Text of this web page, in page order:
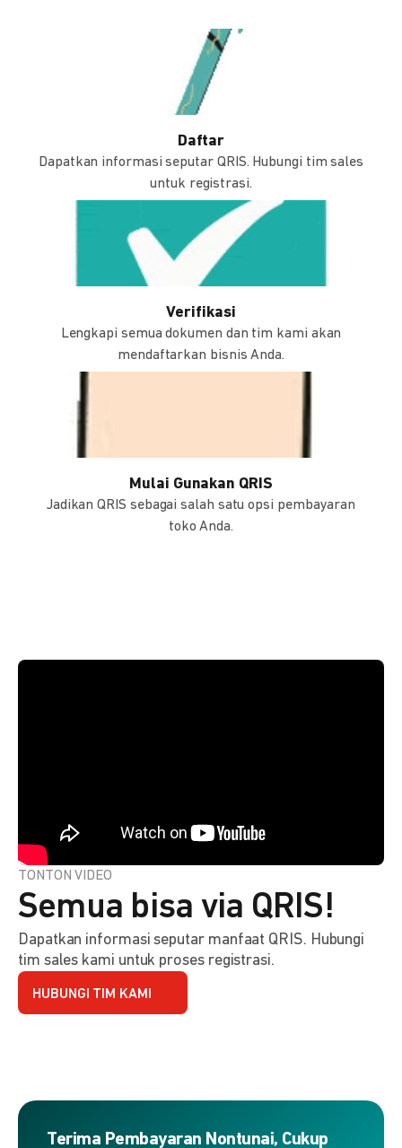
Daftar
Dapatkan informasi seputar QRIS. Hubungi tim sales
untuk registrasi.
Verifikasi
Lengkapi semua dokumen dan tim kami akan
mendaftarkan bisnis Anda.
Mulai Gunakan QRIS
Jadikan QRIS sebagai salah satu opsi pembayaran
toko Anda.
TONTON VIDEO
Semua bisa via QRIS!
Dapatkan informasi seputar manfaat QRIS. Hubungi
tim sales kami untuk proses registrasi.
HUBUNGI TIM KAMI
Terima Pembayaran Nontunai, Cukup